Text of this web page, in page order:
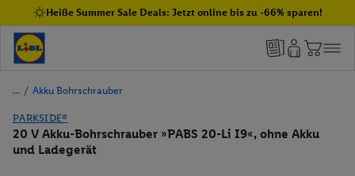
Heiße Summer Sale Deals: Jetzt online bis zu -66% sparen!
/ Akku Bohrschrauber
PARKSIDE®
20 V Akku-Bohrschrauber »PABS 20-Li I9«, ohne Akku
und Ladegerät